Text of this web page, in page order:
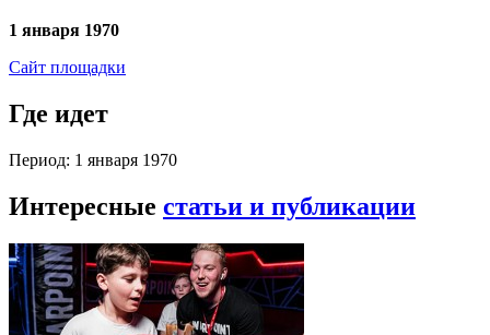
1 января 1970
Сайт площадки
Где идет
Период: 1 января 1970
Интересные статьи и публикации